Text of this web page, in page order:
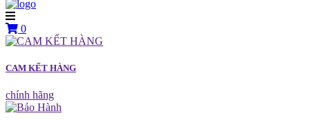
0
CAM KẾT HÀNG
chính hãng